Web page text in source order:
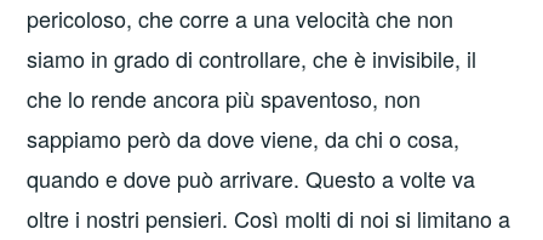
pericoloso, che corre a una velocità che non
siamo in grado di controllare, che è invisibile, il
che lo rende ancora più spaventoso, non
sappiamo però da dove viene, da chi o cosa,
quando e dove può arrivare. Questo a volte va
oltre i nostri pensieri. Così molti di noi si limitano a